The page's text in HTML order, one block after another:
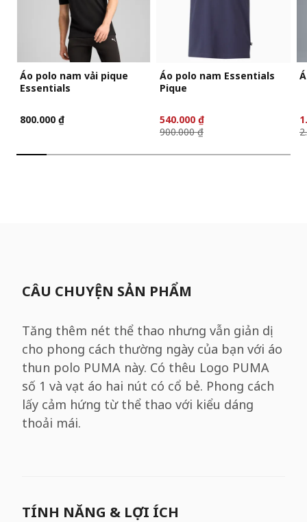
Áo polo nam vải pique
Essentials
800.000 ₫
Áo polo nam Essentials
Pique
540.000 ₫
900.000 ₫
CÂU CHUYỆN SẢN PHẨM
Tăng thêm nét thể thao nhưng vẫn giản dị
cho phong cách thường ngày của bạn với áo
thun polo PUMA này. Có thêu Logo PUMA
số 1 và vạt áo hai nút có cổ bẻ. Phong cách
lấy cảm hứng từ thể thao với kiểu dáng
thoải mái.
TÍNH NĂNG & LỢI ÍCH